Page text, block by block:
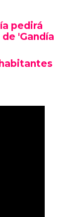
pedirá
'Gandía